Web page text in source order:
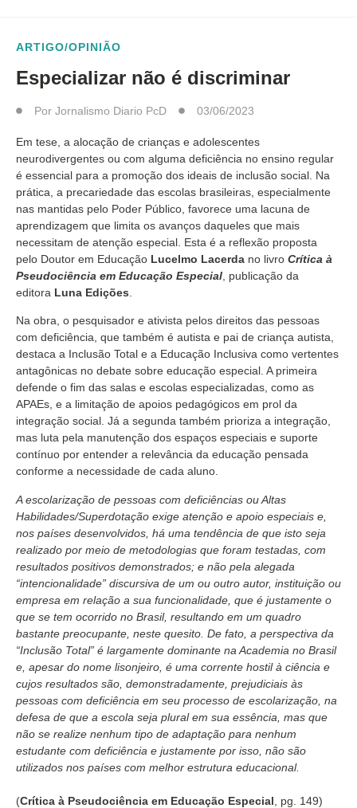
ARTIGO/OPINIÃO
Especializar não é discriminar
Por Jornalismo Diario PcD 03/06/2023
Em tese, a alocação de crianças e adolescentes
neurodivergentes ou com alguma deficiência no ensino regular
é essencial para a promoção dos ideais de inclusão social. Na
prática, a precariedade das escolas brasileiras, especialmente
nas mantidas pelo Poder Público, favorece uma lacuna de
aprendizagem que limita os avanços daqueles que mais
necessitam de atenção especial. Esta é a reflexão proposta
pelo Doutor em Educação Lucelmo Lacerda no livro Crítica à
Pseudociência em Educação Especial , publicação da
editora Luna Edições
Na obra, o pesquisador e ativista pelos direitos das pessoas
com deficiência, que também é autista e pai de criança autista,
destaca a Inclusão Total e a Educação Inclusiva como vertentes
antagônicas no debate sobre educação especial. A primeira
defende o fim das salas e escolas especializadas, como as
APAEs, e a limitação de apoios pedagógicos em prol da
integração social. Já a segunda também prioriza a integração,
mas luta pela manutenção dos espaços especiais e suporte
contínuo por entender a relevância da educação pensada
conforme a necessidade de cada aluno.
A escolarização de pessoas com deficiências ou Altas
Habilidades/Superdotação exige atenção e apoio especiais e,
nos países desenvolvidos, há uma tendência de que isto seja
realizado por meio de metodologias que foram testadas, com
resultados positivos demonstrados; e não pela alegada
“intencionalidade” discursiva de um ou outro autor, instituição ou
empresa em relação a sua funcionalidade, que é justamente o
que se tem ocorrido no Brasil, resultando em um quadro
bastante preocupante, neste quesito. De fato, a perspectiva da
“Inclusão Total” é largamente dominante na Academia no Brasil
e, apesar do nome lisonjeiro, é uma corrente hostil à ciência e
cujos resultados são, demonstradamente, prejudiciais às
pessoas com deficiência em seu processo de escolarização, na
defesa de que a escola seja plural em sua essência, mas que
não se realize nenhum tipo de adaptação para nenhum
estudante com deficiência e justamente por isso, não são
utilizados nos países com melhor estrutura educacional.
(Crítica à Pseudociência em Educação Especial , pg. 149)